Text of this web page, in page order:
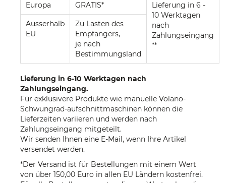
Europa GRATIS*
Lieferung in 6 -
10 Werktagen
nach
Zahlungseingang
**
Ausserhalb
EU
Zu Lasten des
Empfängers,
je nach
Bestimmungsland
Lieferung in 6-10 Werktagen nach
Zahlungseingang.
Für exklusivere Produkte wie manuelle Volano-
Schwungrad-aufschnittmaschinen können die
Lieferzeiten variieren und werden nach
Zahlungseingang mitgeteilt.
Wir senden Ihnen eine E-Mail, wenn Ihre Artikel
versendet werden.
*Der Versand ist für Bestellungen mit einem Wert
von über 150,00 Euro in allen EU Ländern kostenfrei.